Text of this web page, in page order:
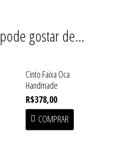
gostar de…
Cinto Faixa Oca
Handmade
R$378,00
COMPRAR
Casacos
Linha Home
Saias
Shorts/Calças
Macuco